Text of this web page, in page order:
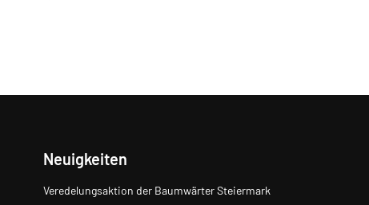
Neuigkeiten
Veredelungsaktion der Baumwärter Steiermark